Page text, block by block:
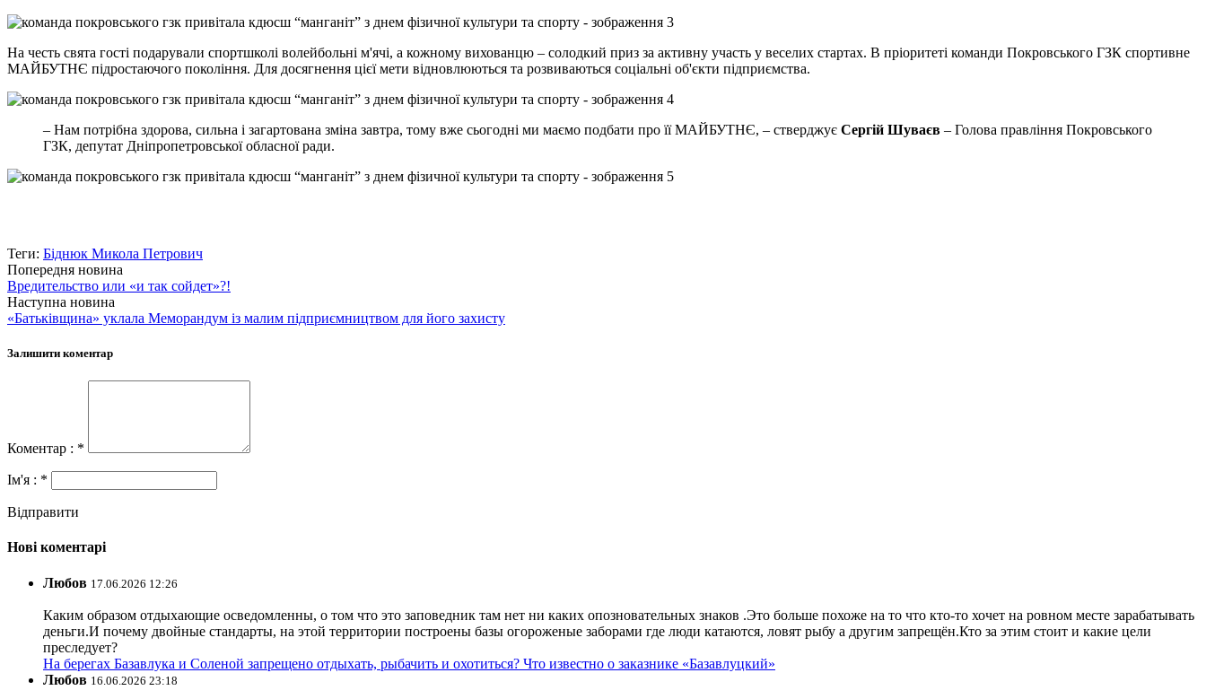
На честь свята гості подарували спортшколі волейбольні м'ячі, а кожному вихованцю – солодкий приз за активну участь у веселих стартах. В пріоритеті команди Покровського ГЗК спортивне
МАЙБУТНЄ підростаючого покоління. Для досягнення цієї мети відновлюються та розвиваються соціальні об'єкти підприємства.
– Нам потрібна здорова, сильна і загартована зміна завтра, тому вже сьогодні ми маємо подбати про її МАЙБУТНЄ, – стверджує Сергій Шуваєв – Голова правління Покровського
ГЗК, депутат Дніпропетровської обласної ради.
Теги: Біднюк Микола Петрович
Попередня новина
Вредительство или «и так сойдет»?!
Наступна новина
«Батьківщина» уклала Меморандум із малим підприємництвом для його захисту
Залишити коментар
Коментар : *
Ім'я : *
Відправити
Нові коментарі
Любов 17.06.2026 12:26
Каким образом отдыхающие осведомленны, о том что это заповедник там нет ни каких опозновательных знаков .Это больше похоже на то что кто-то хочет на ровном месте зарабатывать
деньги.И почему двойные стандарты, на этой территории построены базы огороженые заборами где люди катаются, ловят рыбу а другим запрещён.Кто за этим стоит и какие цели
преследует?
На берегах Базавлука и Соленой запрещено отдыхать, рыбачить и охотиться? Что известно о заказнике «Базавлуцкий»
Любов 16.06.2026 23:18